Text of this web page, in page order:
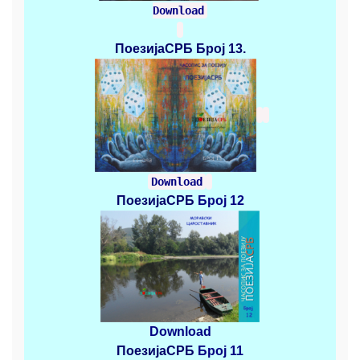
Download
ПоезијаСРБ Број 13.
Download
ПоезијаСРБ Број 12
Download
ПоезијаСРБ Број 11